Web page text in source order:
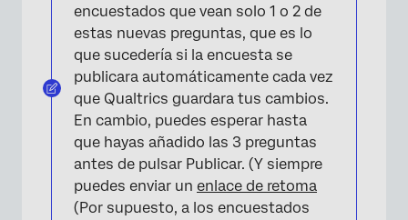
encuestados que vean solo 1 o 2 de
estas nuevas preguntas, que es lo
que sucedería si la encuesta se
publicara automáticamente cada vez
que Qualtrics guardara tus cambios.
En cambio, puedes esperar hasta
que hayas añadido las 3 preguntas
antes de pulsar Publicar. (Y siempre
puedes enviar un enlace de retoma
(Por supuesto, a los encuestados